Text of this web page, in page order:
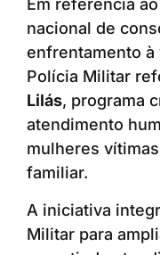
Em referência
nacional de
enfrentamento à
Polícia Militar
Lilás, programa
atendimento
mulheres
familiar.
A iniciativa
Militar para